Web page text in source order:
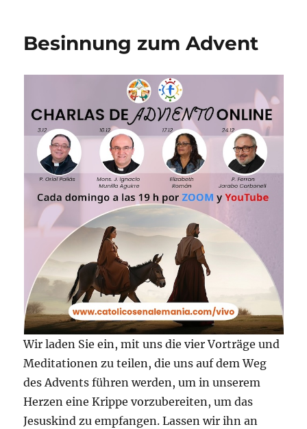
Besinnung zum Advent
Wir laden Sie ein, mit uns die vier Vorträge und
Meditationen zu teilen, die uns auf dem Weg
des Advents führen werden, um in unserem
Herzen eine Krippe vorzubereiten, um das
Jesuskind zu empfangen. Lassen wir ihn an